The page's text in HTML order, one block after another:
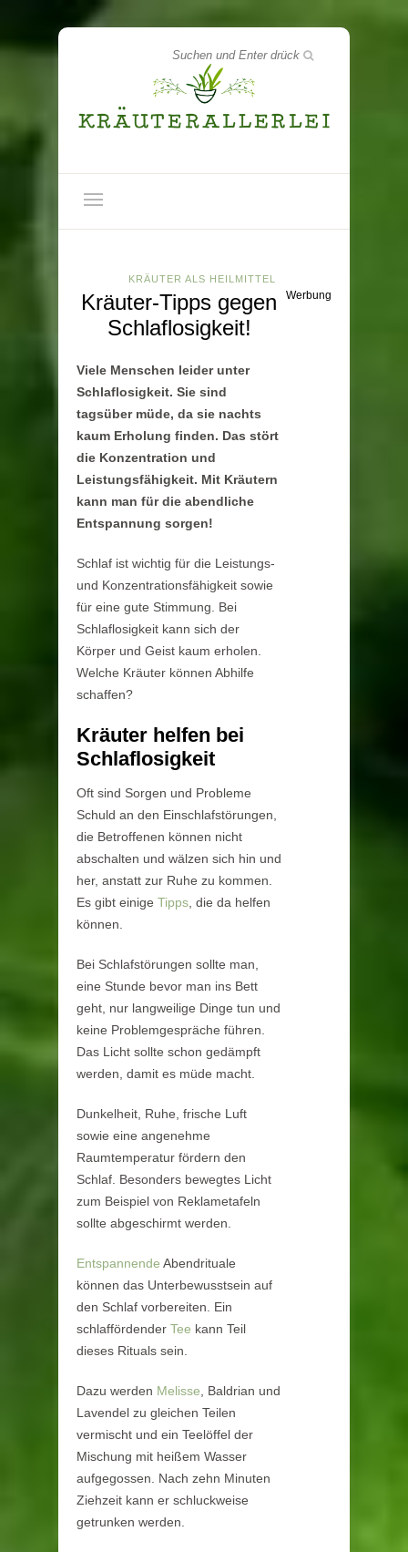
KRÄUTER ALS HEILMITTEL
Kräuter-Tipps gegen
Schlaflosigkeit!
Werbung
Viele Menschen leider unter
Schlaflosigkeit. Sie sind
tagsüber müde, da sie nachts
kaum Erholung finden. Das stört
die Konzentration und
Leistungsfähigkeit. Mit Kräutern
kann man für die abendliche
Entspannung sorgen!
Schlaf ist wichtig für die Leistungs-
und Konzentrationsfähigkeit sowie
für eine gute Stimmung. Bei
Schlaflosigkeit kann sich der
Körper und Geist kaum erholen.
Welche Kräuter können Abhilfe
schaffen?
Kräuter helfen bei
Schlaflosigkeit
Oft sind Sorgen und Probleme
Schuld an den Einschlafstörungen,
die Betroffenen können nicht
abschalten und wälzen sich hin und
her, anstatt zur Ruhe zu kommen.
Es gibt einige Tipps , die da helfen
können.
Bei Schlafstörungen sollte man,
eine Stunde bevor man ins Bett
geht, nur langweilige Dinge tun und
keine Problemgespräche führen.
Das Licht sollte schon gedämpft
werden, damit es müde macht.
Dunkelheit, Ruhe, frische Luft
sowie eine angenehme
Raumtemperatur fördern den
Schlaf. Besonders bewegtes Licht
zum Beispiel von Reklametafeln
sollte abgeschirmt werden.
Entspannende Abendrituale
können das Unterbewusstsein auf
den Schlaf vorbereiten. Ein
schlaffördender Tee kann Teil
dieses Rituals sein.
Dazu werden Melisse , Baldrian und
Lavendel zu gleichen Teilen
vermischt und ein Teelöffel der
Mischung mit heißem Wasser
aufgegossen. Nach zehn Minuten
Ziehzeit kann er schluckweise
getrunken werden.